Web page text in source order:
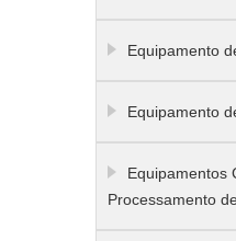
Equipamento
Equipamento
Equipamentos
Processamento